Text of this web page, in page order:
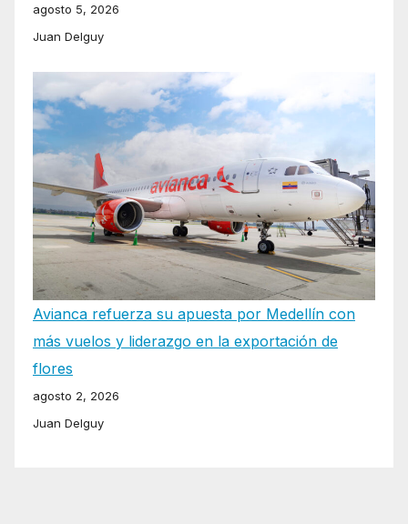
agosto 5, 2026
Juan Delguy
Avianca refuerza su apuesta por Medellín con
más vuelos y liderazgo en la exportación de
flores
agosto 2, 2026
Juan Delguy